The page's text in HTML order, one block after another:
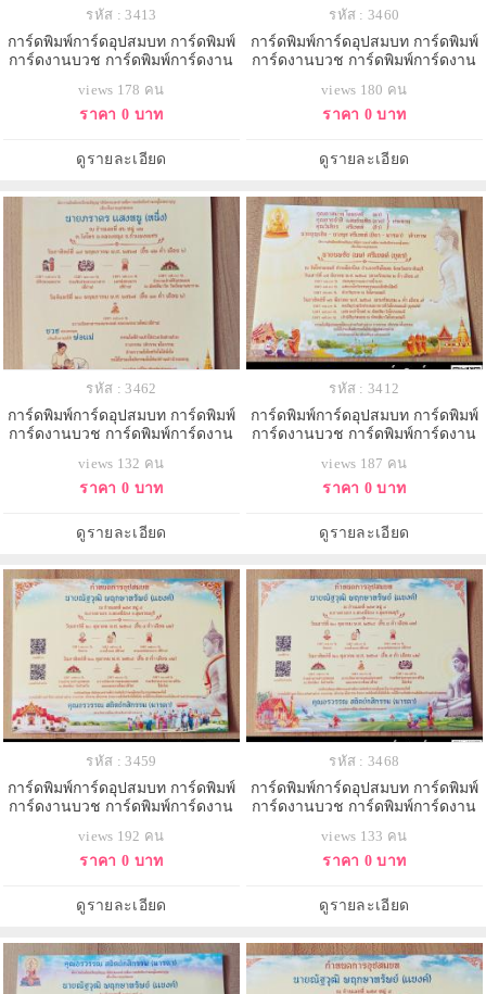
รหัส : 3413
การ์ดพิมพ์การ์ดอุปสมบท การ์ดพิมพ์
การ์ดงานบวช การ์ดพิมพ์การ์ดงาน
ซอง ขนาด 5x7 นิ้ว
views 178 คน
ราคา 0 บาท
ดูรายละเอียด
รหัส : 3460
การ์ดพิมพ์การ์ดอุปสมบท การ์ดพิมพ์
การ์ดงานบวช การ์ดพิมพ์การ์ดงาน
ซอง ขนาด 5x7 นิ้ว
views 180 คน
ราคา 0 บาท
ดูรายละเอียด
รหัส : 3462
การ์ดพิมพ์การ์ดอุปสมบท การ์ดพิมพ์
การ์ดงานบวช การ์ดพิมพ์การ์ดงาน
ซอง ขนาด 5x7 นิ้ว
views 132 คน
ราคา 0 บาท
ดูรายละเอียด
รหัส : 3412
การ์ดพิมพ์การ์ดอุปสมบท การ์ดพิมพ์
การ์ดงานบวช การ์ดพิมพ์การ์ดงาน
ซอง ขนาด 5x7 นิ้ว
views 187 คน
ราคา 0 บาท
ดูรายละเอียด
รหัส : 3459
การ์ดพิมพ์การ์ดอุปสมบท การ์ดพิมพ์
การ์ดงานบวช การ์ดพิมพ์การ์ดงาน
ซอง ขนาด 5x7 นิ้ว
views 192 คน
ราคา 0 บาท
ดูรายละเอียด
รหัส : 3468
การ์ดพิมพ์การ์ดอุปสมบท การ์ดพิมพ์
การ์ดงานบวช การ์ดพิมพ์การ์ดงาน
ซอง ขนาด 5x7 นิ้ว
views 133 คน
ราคา 0 บาท
ดูรายละเอียด